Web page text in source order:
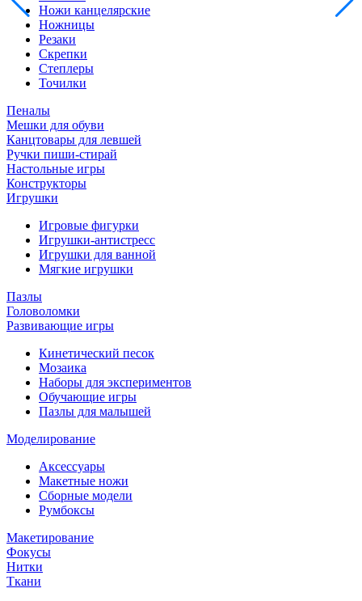
Ножи канцелярские
Ножницы
Резаки
Скрепки
Степлеры
Точилки
Пеналы
Мешки для обуви
Канцтовары для левшей
Ручки пиши-стирай
Настольные игры
Конструкторы
Игрушки
Игровые фигурки
Игрушки-антистресс
Игрушки для ванной
Мягкие игрушки
Пазлы
Головоломки
Развивающие игры
Кинетический песок
Мозаика
Наборы для экспериментов
Обучающие игры
Пазлы для малышей
Моделирование
Аксессуары
Макетные ножи
Сборные модели
Румбоксы
Макетирование
Фокусы
Нитки
Ткани